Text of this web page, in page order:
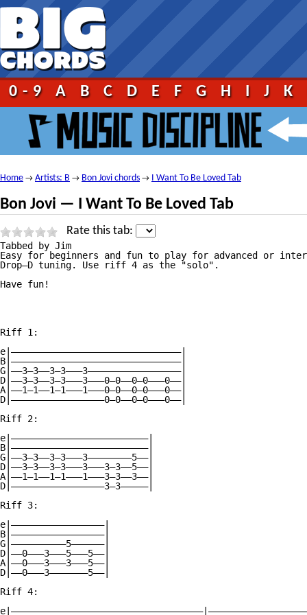
0-9 A B C D E F G H I J K
Home → Artists: B → Bon Jovi chords → I Want To Be Loved Tab
Bon Jovi — I Want To Be Loved Tab
Rate this tab:
Tabbed by Jim
Easy for beginners and fun to play for advanced or
Drop—D tuning. Use riff 4 as the "solo".
Have fun!
Riff 1:
e|———————————————————————————————|
B|———————————————————————————————|
G|——3—3——3—3———3—————————————————|
D|——3—3——3—3———3———0—0——0—0———0——|
A|——1—1——1—1———1———0—0——0—0———0——|
D|—————————————————0—0——0—0———0——|
Riff 2:
e|—————————————————————————|
B|—————————————————————————|
G|——3—3——3—3———3————————5——|
D|——3—3——3—3———3———3—3——5——|
A|——1—1——1—1———1———3—3——3——|
D|—————————————————3—3—————|
Riff 3:
e|—————————————————|
B|—————————————————|
G|——————————5——————|
D|——0———3———5———5——|
A|——0———3———3———5——|
D|——0———3———————5——|
Riff 4: